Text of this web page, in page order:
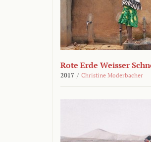
Rote Erde Weisser
2017 / Christine Moderbacher